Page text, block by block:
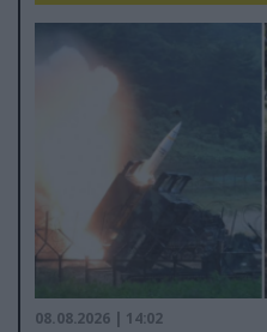
08.08.2026 | 14:02